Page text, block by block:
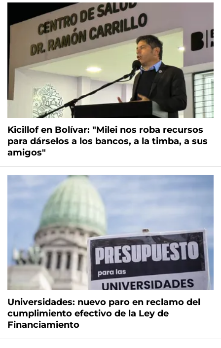
Kicillof en Bolívar: "Milei nos roba recursos
para dárselos a los bancos, a la timba, a sus
amigos"
Universidades: nuevo paro en reclamo del
cumplimiento efectivo de la Ley de
Financiamiento